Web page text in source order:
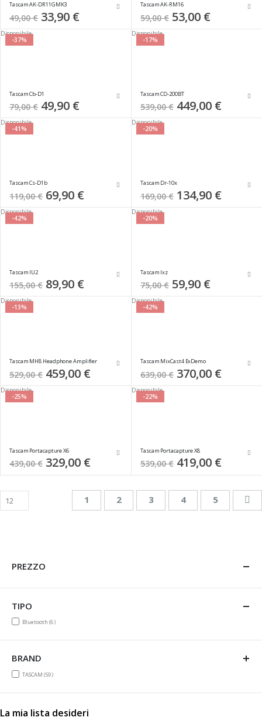
Tascam AK-DR11GMK3
49,00 € Special
Price
33,90 €
Tascam AK-RM16
59,00 € Special
Price
53,00 €
-37%
Disponibile
Tascam Cb-D1
79,00 € Special
Price
49,90 €
-17%
Disponibile
Tascam CD-200BT
539,00 € Special
Price
449,00 €
-41%
Disponibile
Tascam Cs-D1b
119,00 € Special
Price
69,90 €
-20%
Disponibile
Tascam Dr-10x
169,00 € Special
Price
134,90 €
-42%
Disponibile
Tascam IU2
155,00 € Special
Price
89,90 €
-20%
Disponibile
Tascam Ixz
75,00 € Special
Price
59,90 €
-13%
Disponibile
Tascam MH8 Headphone Amplifier
529,00 € Special
Price
459,00 €
-42%
Disponibile
Tascam MixCast4 ExDemo
639,00 € Special
Price
370,00 €
-25%
Disponibile
Tascam Portacapture X6
439,00 € Special
Price
329,00 €
-22%
Disponibile
Tascam Portacapture X8
539,00 € Special
Price
419,00 €
PaginaAttualmente stai leggendo la pagina
1 Pagina
2 Pagina
3 Pagina
4 Pagina
5
PREZZO
TIPO
Bluetooth6items
BRAND
TASCAM 59items
La mia lista desideri